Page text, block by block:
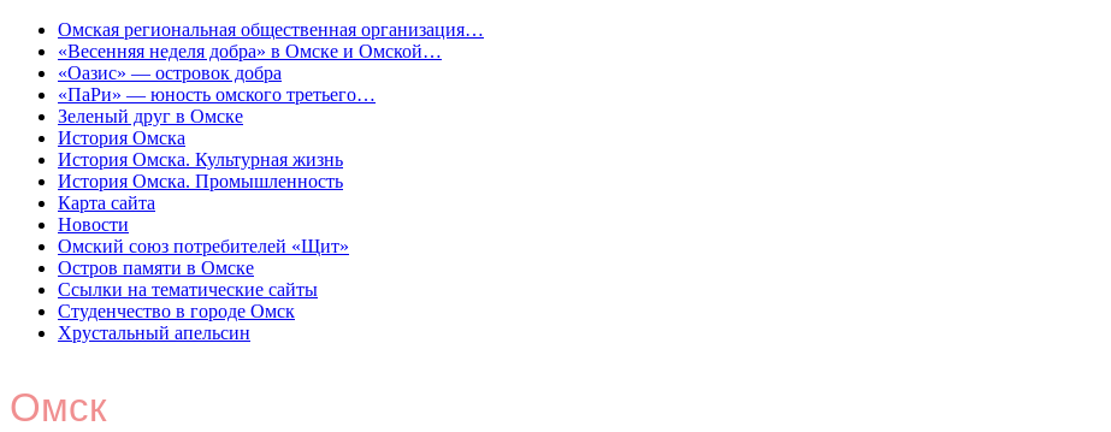
Омская региональная общественная организация…
«Весенняя неделя добра» в Омске и Омской…
«Оазис» — островок добра
«ПаРи» — юность омского третьего…
Зеленый друг в Омске
История Омска
История Омска. Культурная жизнь
История Омска. Промышленность
Карта сайта
Новости
Омский союз потребителей «Щит»
Остров памяти в Омске
Ссылки на тематические сайты
Студенчество в городе Омск
Хрустальный апельсин
Омск